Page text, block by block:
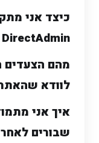
DirectAdmin ו-Softaculous?
מהם הצעדים
לוודא
איך אני
שבורים